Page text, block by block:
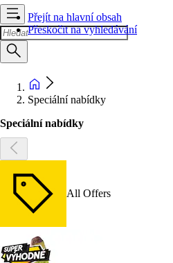
Přejít na hlavní obsah
Přeskočit na vyhledávání
Speciální nabídky
Speciální nabídky
All Offers